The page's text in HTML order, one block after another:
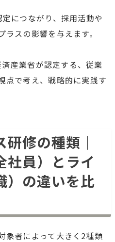
につながり、採用活動や
スの影響を与えます。
産業省が認定する、従業
点で考え、戦略的に実践す
修の種類｜
社員）とライ
）の違いを比
象者によって大きく2種類